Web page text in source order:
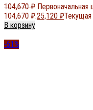
104,670₽ Первоначальная
104,670 ₽.25,120 ₽Текущая
В корзину
-61%